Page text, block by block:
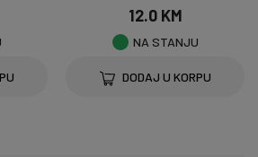
12.0 KM
NA STANJU
DODAJ U KORPU